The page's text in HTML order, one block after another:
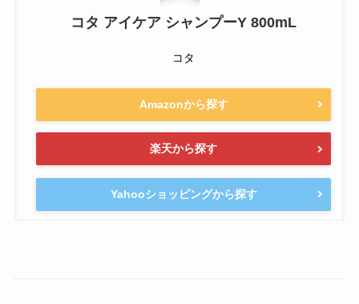
コタ アイケア シャンプーY 800mL
コタ
Amazonから探す
楽天から探す
Yahooショッピングから探す